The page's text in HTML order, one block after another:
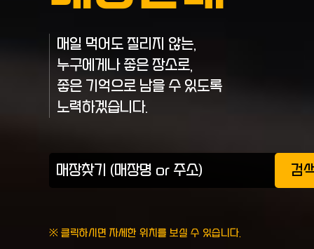
매일 먹어도 질리지 않는,
누구에게나 좋은 장소로,
좋은 기억으로 남을 수 있도록
노력하겠습니다.
검
※ 클릭하시면 자세한 위치를 보실 수 있습니다.